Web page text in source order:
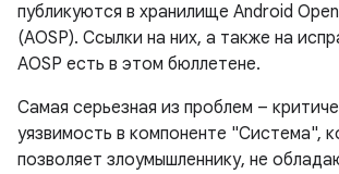
публикуются в хранилище Android
(AOSP). Ссылки на них, а также на
AOSP есть в этом бюллетене.
Самая серьезная из проблем –
уязвимость в компоненте "Система",
позволяет злоумышленнику, не